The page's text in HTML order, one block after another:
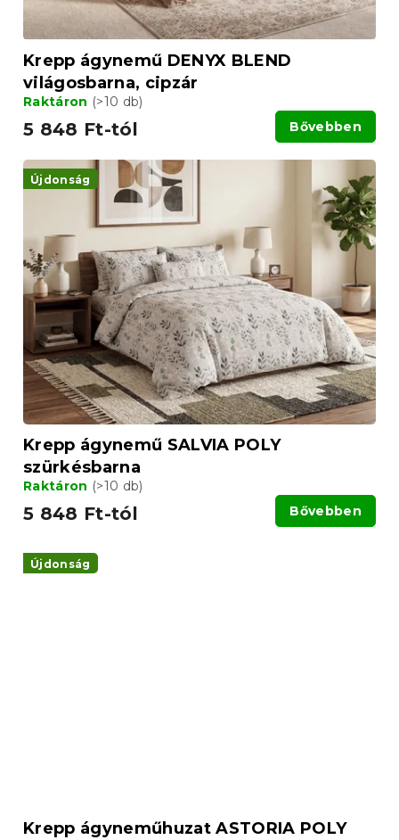
Krepp ágynemű DENYX BLEND
világosbarna, cipzár
Raktáron (>10 db)
5 848 Ft-tól Bővebben
Újdonság
Krepp ágynemű SALVIA POLY
szürkésbarna
Raktáron (>10 db)
5 848 Ft-tól Bővebben
Újdonság
Krepp ágyneműhuzat ASTORIA POLY